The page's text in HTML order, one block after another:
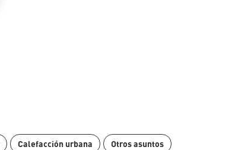
Calefacción urbana Otros asuntos